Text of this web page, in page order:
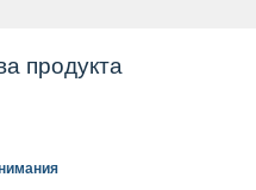
продукта